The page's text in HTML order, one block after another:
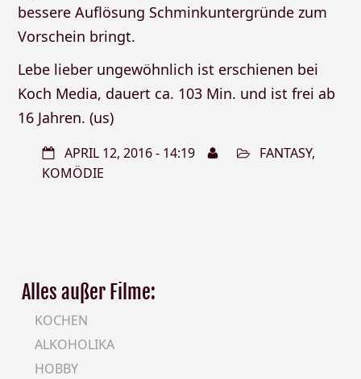
bessere Auflösung Schminkuntergründe zum
Vorschein bringt.
Lebe lieber ungewöhnlich ist erschienen bei
Koch Media, dauert ca. 103 Min. und ist frei ab
16 Jahren. (us)
APRIL 12, 2016 - 14:19 FANTASY,
KOMÖDIE
Alles außer Filme:
KOCHEN
ALKOHOLIKA
HOBBY